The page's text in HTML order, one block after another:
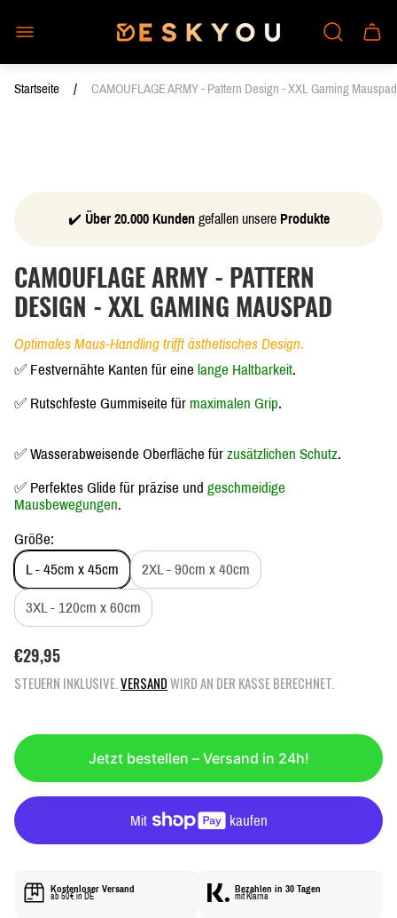
Laden-
Logo"
Startseite / CAMOUFLAGE ARMY - Pattern Design - XXL Gaming Mauspad
✔️ Über 20.000 Kundengefallen unsere Produkte
CAMOUFLAGE ARMY - PATTERN
DESIGN - XXL GAMING MAUSPAD
Optimales Maus-Handling trifft ästhetisches Design.
✅ Festvernähte Kanten für eine lange Haltbarkeit.
✅ Rutschfeste Gummiseite für maximalen Grip.
✅ Wasserabweisende Oberfläche für zusätzlichen Schutz.
✅ Perfektes Glide für präzise und geschmeidige
Mausbewegungen.
Größe:
L - 45cm x 45cm
2XL - 90cm x 40cm
3XL - 120cm x 60cm
R
E
G
Ä
R
R
P
R
€29,95
STEUERN INKLUSIVE. VERSANDWIRD AN DER KASSE BERECHNET.
Jetzt bestellen – Versand in 24h!
Kostenloser Versand
ab 50€ in DE
Bezahlen in 30 Tagen
mit Klarna